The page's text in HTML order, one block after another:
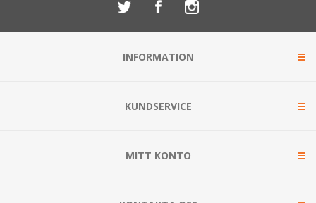
INFORMATION
KUNDSERVICE
MITT KONTO